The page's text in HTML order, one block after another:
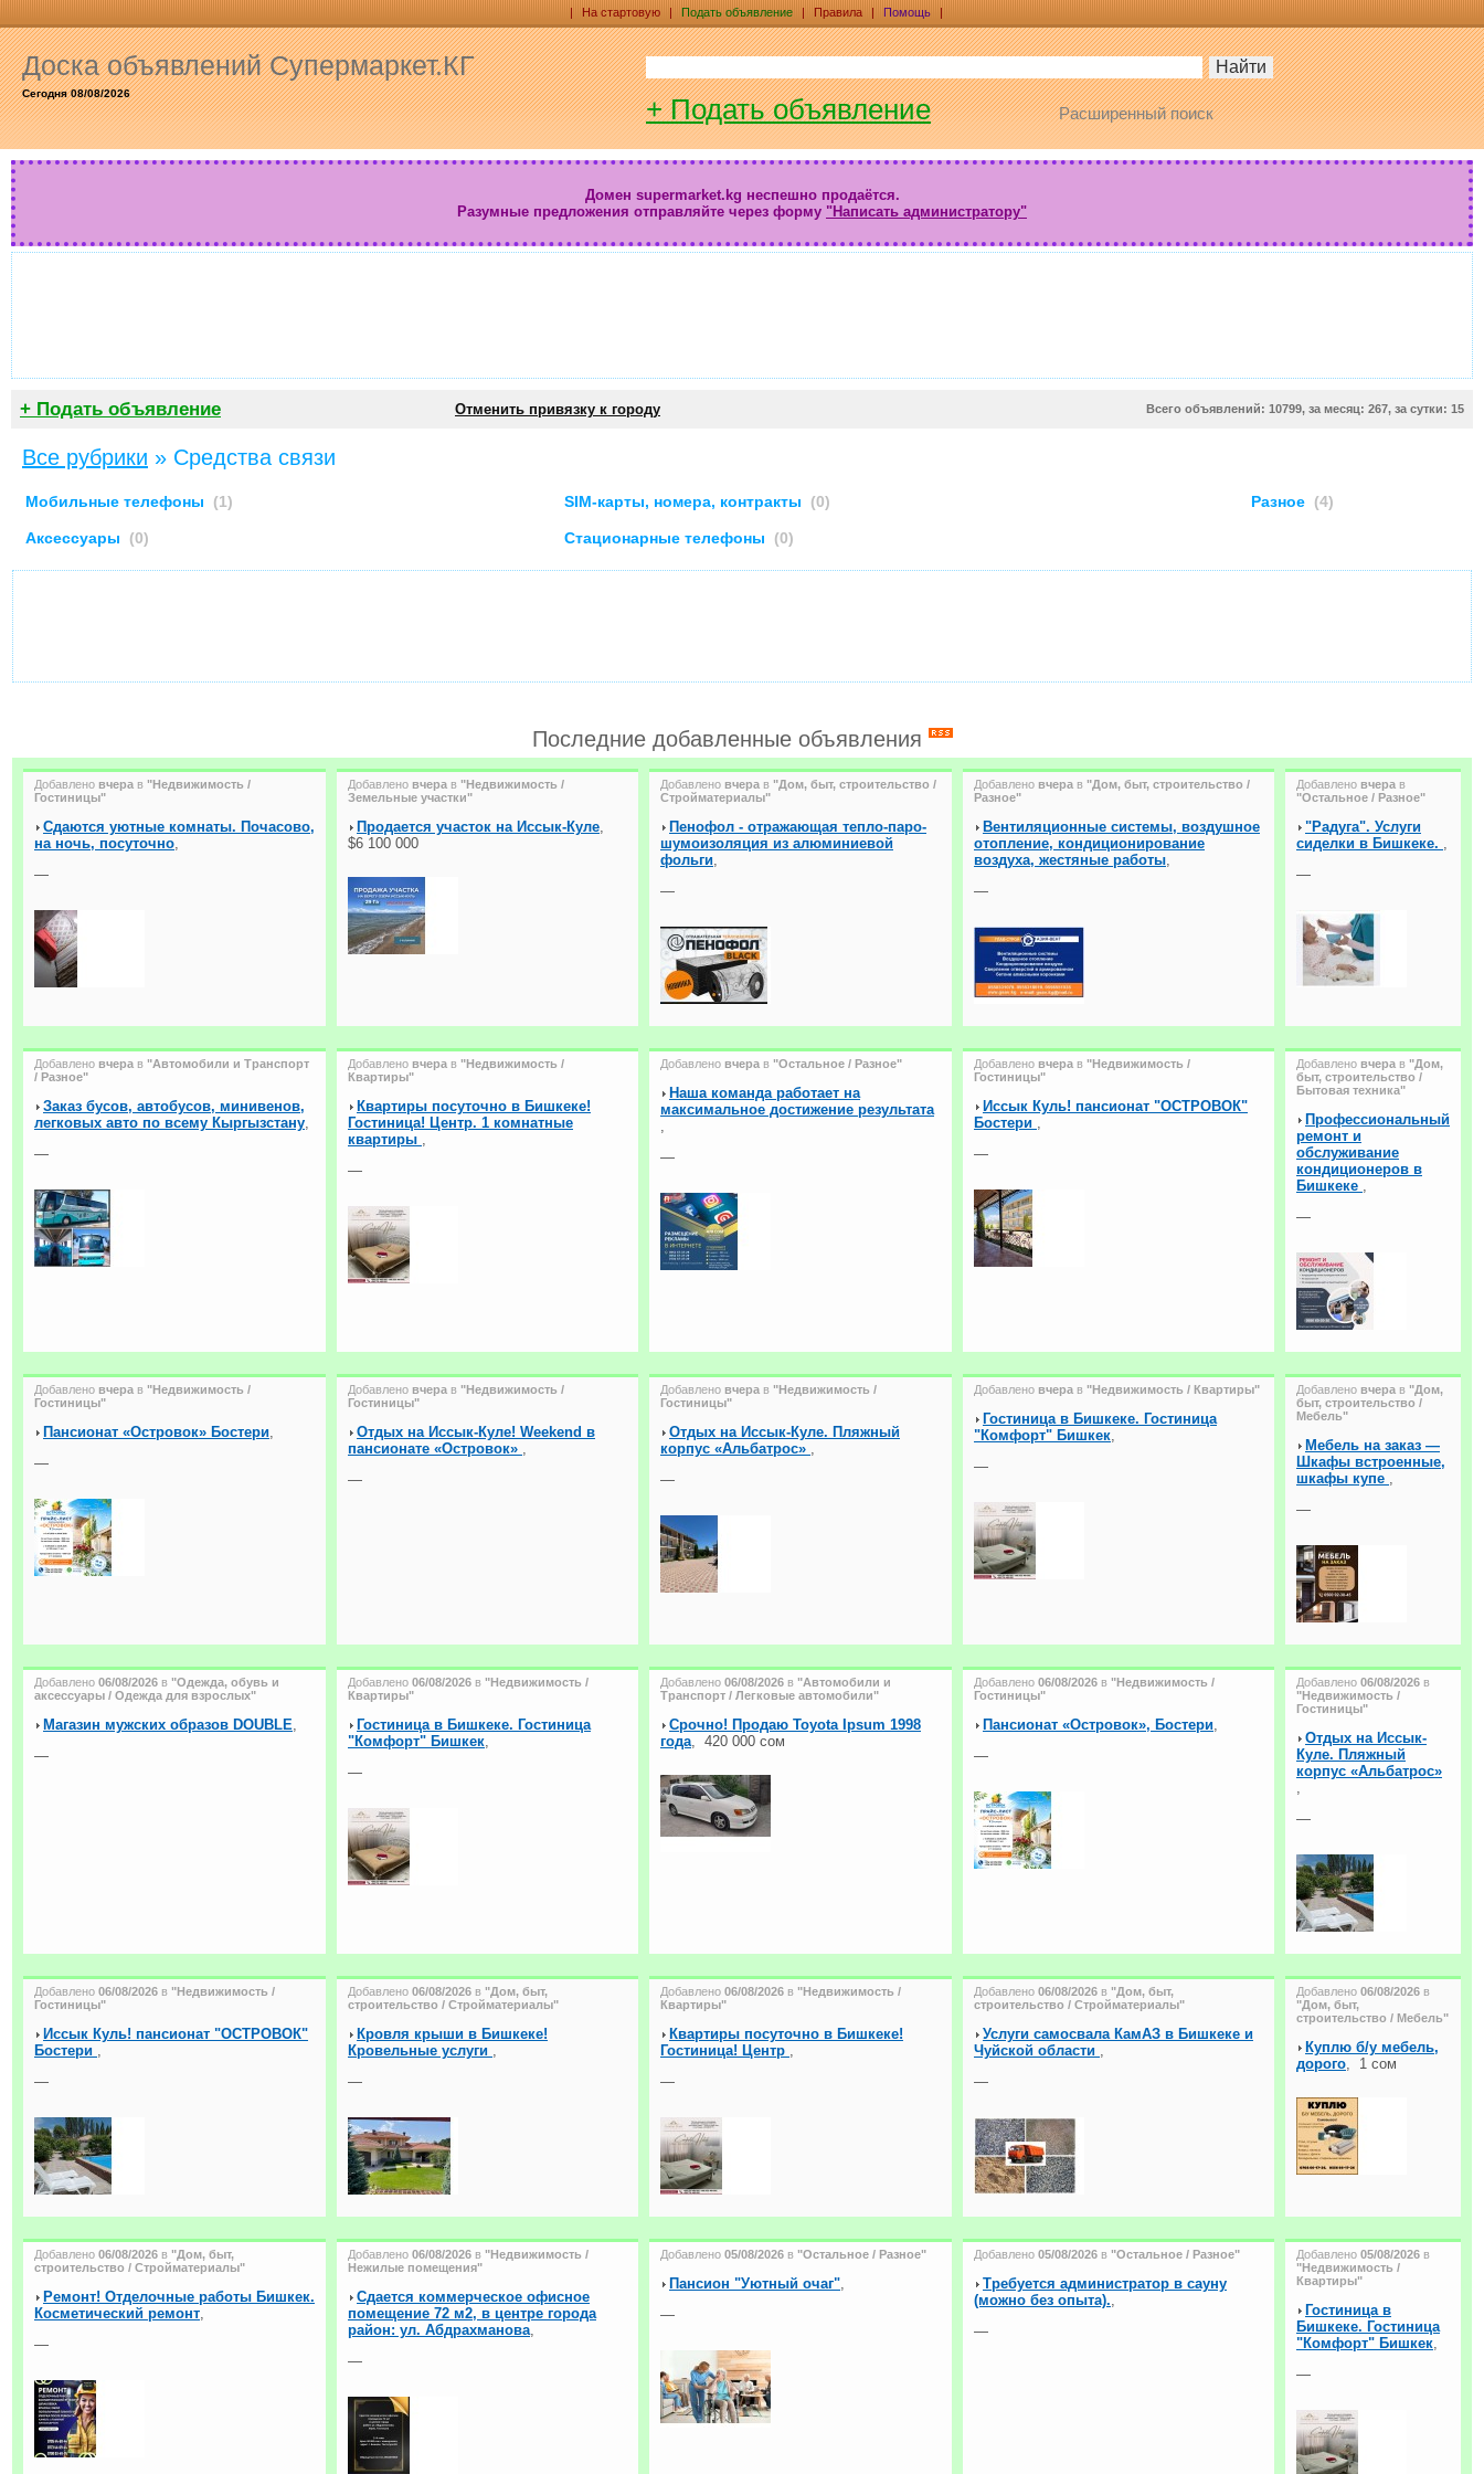
| На стартовую | Подать объявление | Правила | Помощь |
Доска объявлений Супермаркет.КГ
Сегодня 08/08/2026 + Подать объявление Расширенный поиск
Домен supermarket.kg неспешно продаётся.
Разумные предложения отправляйте через форму "Написать администратору"
+ Подать объявление Отменить привязку к городу Всего объявлений: 10799, за месяц: 267, за сутки: 15
Все рубрики » Средства связи
Мобильные телефоны (1)
Аксессуары (0)
SIM-карты, номера, контракты (0)
Стационарные телефоны (0)
Разное (4)
Последние добавленные объявления
Добавлено вчера в "Недвижимость /
Гостиницы"
Сдаются уютные комнаты. Почасово,
на ночь, посуточно,
—
Добавлено вчера в "Недвижимость /
Земельные участки"
Продается участок на Иссык-Куле,
$6 100 000
Добавлено вчера в "Дом, быт, строительство /
Стройматериалы"
Пенофол - отражающая тепло-паро-
шумоизоляция из алюминиевой
фольги,
—
Добавлено вчера в "Дом, быт, строительство /
Разное"
Вентиляционные системы, воздушное
отопление, кондиционирование
воздуха, жестяные работы,
—
Добавлено вчера в
"Остальное / Разное"
"Радуга". Услуги
сиделки в Бишкеке. ,
—
Добавлено вчера в "Автомобили и Транспорт
/ Разное"
Заказ бусов, автобусов, минивенов,
легковых авто по всему Кыргызстану,
—
Добавлено вчера в "Недвижимость /
Квартиры"
Квартиры посуточно в Бишкеке!
Гостиница! Центр. 1 комнатные
квартиры ,
—
Добавлено вчера в "Остальное / Разное"
Наша команда работает на
максимальное достижение результата
,
—
Добавлено вчера в "Недвижимость /
Гостиницы"
Иссык Куль! пансионат "ОСТРОВОК"
Бостери ,
—
Добавлено вчера в "Дом,
быт, строительство /
Бытовая техника"
Профессиональный
ремонт и
обслуживание
кондиционеров в
Бишкеке ,
—
Добавлено вчера в "Недвижимость /
Гостиницы"
Пансионат «Островок» Бостери,
—
Добавлено вчера в "Недвижимость /
Гостиницы"
Отдых на Иссык-Куле! Weekend в
пансионате «Островок» ,
—
Добавлено вчера в "Недвижимость /
Гостиницы"
Отдых на Иссык-Куле. Пляжный
корпус «Альбатрос» ,
—
Добавлено вчера в "Недвижимость / Квартиры"
Гостиница в Бишкеке. Гостиница
"Комфорт" Бишкек,
—
Добавлено вчера в "Дом,
быт, строительство /
Мебель"
Мебель на заказ —
Шкафы встроенные,
шкафы купе ,
—
Добавлено 06/08/2026 в "Одежда, обувь и
аксессуары / Одежда для взрослых"
Магазин мужских образов DOUBLE,
—
Добавлено 06/08/2026 в "Недвижимость /
Квартиры"
Гостиница в Бишкеке. Гостиница
"Комфорт" Бишкек,
—
Добавлено 06/08/2026 в "Автомобили и
Транспорт / Легковые автомобили"
Срочно! Продаю Toyota Ipsum 1998
года, 420 000 сом
Добавлено 06/08/2026 в "Недвижимость /
Гостиницы"
Пансионат «Островок», Бостери,
—
Добавлено 06/08/2026 в
"Недвижимость /
Гостиницы"
Отдых на Иссык-
Куле. Пляжный
корпус «Альбатрос»
,
—
Добавлено 06/08/2026 в "Недвижимость /
Гостиницы"
Иссык Куль! пансионат "ОСТРОВОК"
Бостери ,
—
Добавлено 06/08/2026 в "Дом, быт,
строительство / Стройматериалы"
Кровля крыши в Бишкеке!
Кровельные услуги ,
—
Добавлено 06/08/2026 в "Недвижимость /
Квартиры"
Квартиры посуточно в Бишкеке!
Гостиница! Центр ,
—
Добавлено 06/08/2026 в "Дом, быт,
строительство / Стройматериалы"
Услуги самосвала КамАЗ в Бишкеке и
Чуйской области ,
—
Добавлено 06/08/2026 в
"Дом, быт,
строительство / Мебель"
Куплю б/у мебель,
дорого, 1 сом
Добавлено 06/08/2026 в "Дом, быт,
строительство / Стройматериалы"
Ремонт! Отделочные работы Бишкек.
Косметический ремонт,
—
Добавлено 06/08/2026 в "Недвижимость /
Нежилые помещения"
Сдается коммерческое офисное
помещение 72 м2, в центре города
район: ул. Абдрахманова,
—
Добавлено 05/08/2026 в "Остальное / Разное"
Пансион "Уютный очаг",
—
Добавлено 05/08/2026 в "Остальное / Разное"
Требуется администратор в сауну
(можно без опыта).,
—
Добавлено 05/08/2026 в
"Недвижимость /
Квартиры"
Гостиница в
Бишкеке. Гостиница
"Комфорт" Бишкек,
—